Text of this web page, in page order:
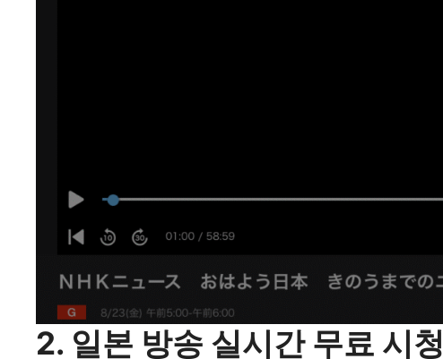
2. 일본 방송 실시간 무료 시